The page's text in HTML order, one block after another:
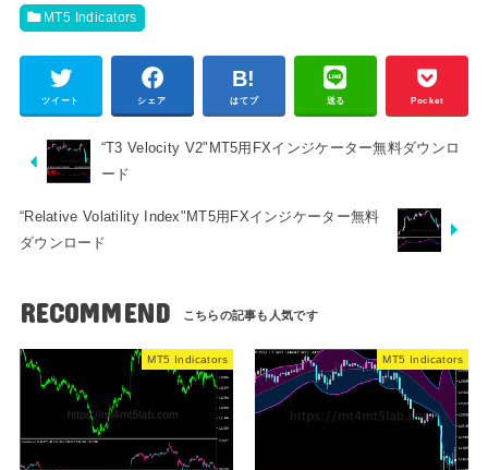
MT5 Indicators
ツイート シェア はてブ 送る Pocket
“T3 Velocity V2"MT5用FXインジケーター無料ダウンロ
ード
“Relative Volatility Index"MT5用FXインジケーター無料
ダウンロード
RECOMMEND
MT5 Indicators MT5 Indicators